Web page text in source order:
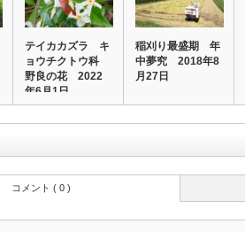
テイカカズラ キ
ョウチクトウ科
野良の花 2022
年6月1日
稲刈り最盛期 年
中夢究 2018年8
月27日
コメント ( 0 )